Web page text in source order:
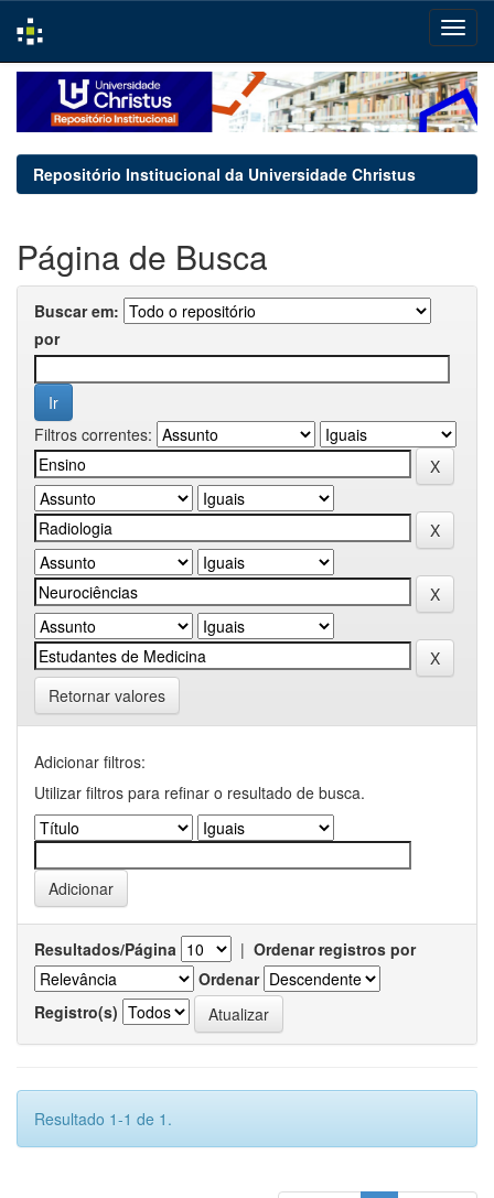
navigation
Repositório Institucional da Universidade Christus
Página de Busca
Buscar em:
por
Filtros correntes:
Retornar valores
Adicionar filtros:
Utilizar filtros para refinar o resultado de busca.
Resultados/Página | Ordenar registros por
Ordenar
Registro(s)
Resultado 1-1 de 1.